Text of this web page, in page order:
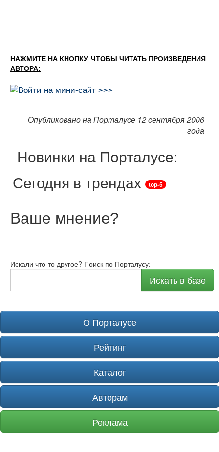
НАЖМИТЕ НА КНОПКУ, ЧТОБЫ ЧИТАТЬ ПРОИЗВЕДЕНИЯ
АВТОРА:
Опубликовано на Порталусе 12 сентября 2006
года
Новинки на Порталусе:
Сегодня в трендах
top-5
Ваше мнение?
Искали что-то другое? Поиск по Порталусу:
Искать в базе
О Порталусе
Рейтинг
Каталог
Авторам
Реклама